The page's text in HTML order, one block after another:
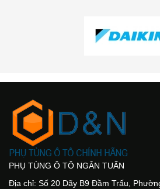
PHỤ TÙNG Ô TÔ NGÂN TUẤN
Địa chỉ: Số 20 Dãy B9 Đầm Trấu,